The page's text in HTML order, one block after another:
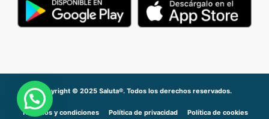
Copyright © 2025 Saluta®. Todos los derechos reservados.
Términos y condiciones Política de privacidad Política de cookies